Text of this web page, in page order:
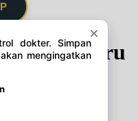
terbaru